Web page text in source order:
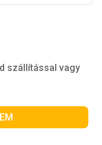
szállítással vagy